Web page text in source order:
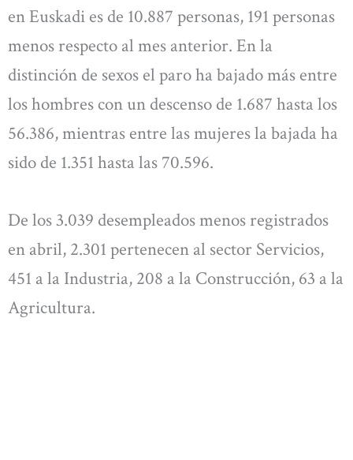
en Euskadi es de 10.887 personas, 191 personas
menos respecto al mes anterior. En la
distinción de sexos el paro ha bajado más entre
los hombres con un descenso de 1.687 hasta los
56.386, mientras entre las mujeres la bajada ha
sido de 1.351 hasta las 70.596.
De los 3.039 desempleados menos registrados
en abril, 2.301 pertenecen al sector Servicios,
451 a la Industria, 208 a la Construcción, 63 a la
Agricultura.